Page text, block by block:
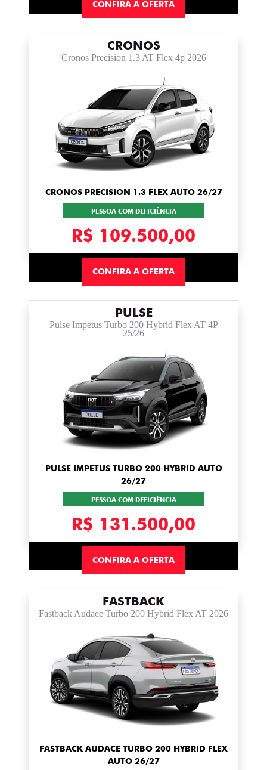
CONFIRA A OFERTA
CRONOS
Cronos Precision 1.3 AT Flex 4p 2026
CRONOS PRECISION 1.3 FLEX AUTO 26/27
PESSOA COM DEFICIÊNCIA
R$ 109.500,00
CONFIRA A OFERTA
PULSE
Pulse Impetus Turbo 200 Hybrid Flex AT 4P
25/26
PULSE IMPETUS TURBO 200 HYBRID AUTO
26/27
PESSOA COM DEFICIÊNCIA
R$ 131.500,00
CONFIRA A OFERTA
FASTBACK
Fastback Audace Turbo 200 Hybrid Flex AT 2026
FASTBACK AUDACE TURBO 200 HYBRID FLEX
AUTO 26/27